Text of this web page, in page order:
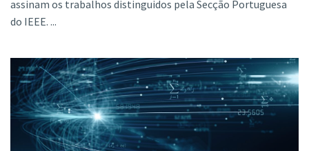
assinam os trabalhos distinguidos pela Secção Portuguesa
do IEEE. ...